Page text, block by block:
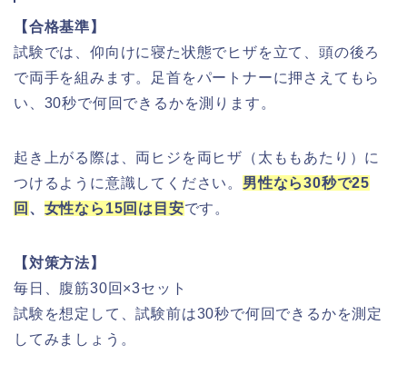
【合格基準】
試験では、仰向けに寝た状態でヒザを立て、頭の後ろ
で両手を組みます。足首をパートナーに押さえてもら
い、30秒で何回できるかを測ります。
起き上がる際は、両ヒジを両ヒザ（太ももあたり）に
つけるように意識してください。 男性なら30秒で25
回 、 女性なら15回 は目安です。
【対策方法】
毎日、腹筋30回×3セット
試験を想定して、試験前は30秒で何回できるかを測定
してみましょう。